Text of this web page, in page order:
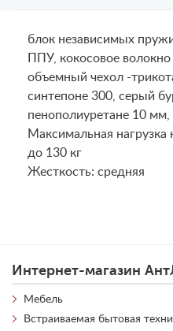
блок независимых
ППУ, кокосовое
объемный чехол -
синтепоне 300, серый
пенополиуретане 10
Maксимальная
до 130 кг
Жесткость: средняя
Интернет-магазин
Мебель
Встраиваемая бытовая